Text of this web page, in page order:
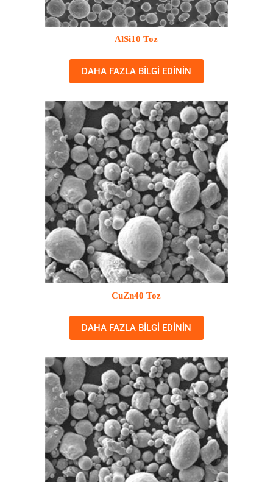
AlSi10 Toz
DAHA FAZLA BILGI EDININ
CuZn40 Toz
DAHA FAZLA BILGI EDININ